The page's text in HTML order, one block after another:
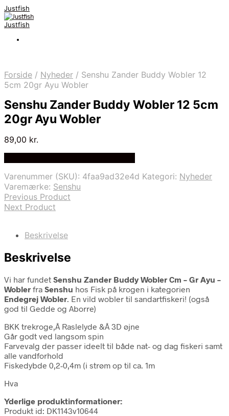
Justfish
Justfish
Forside / Nyheder / Senshu Zander Buddy Wobler 12
5cm 20gr Ayu Wobler
Senshu Zander Buddy Wobler 12 5cm
20gr Ayu Wobler
89,00 kr.
Varenummer (SKU): 4faa9ad32e4d Kategori: Nyheder
Varemærke: Senshu
Previous Product
Next Product
Beskrivelse
Beskrivelse
Vi har fundet Senshu Zander Buddy Wobler Cm – Gr Ayu –
Wobler fra Senshu hos Fisk på krogen i kategorien
Endegrej Wobler. En vild wobler til sandartfiskeri! (også
god til Gedde og Aborre)
BKK trekroge,Â Raslelyde &Â 3D øjne
Går godt ved langsom spin
Farvevalg der passer ideelt til både nat- og dag fiskeri samt
alle vandforhold
Fiskedybde 0,2-0,4m (i strøm op til ca. 1m
Hva
Yderlige produktinformationer:
Produkt id: DK1143v10644